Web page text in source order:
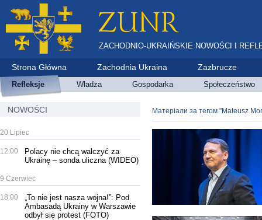
ZACHODNIO-UKRAIŃSKIE NOWOŚCI I
Strona Główna Zachodnia Ukraina Zazbrucze
Refleksje Władza Gospodarka Społeczeństwo
NOWOŚCI
20 Lipiec
12:00
Polacy nie chcą walczyć za
Ukrainę – sonda uliczna (WIDEO)
9 Czerwiec
18:00
„To nie jest nasza wojna!”: Pod
Ambasadą Ukrainy w Warszawie
odbył się protest (FOTO)
Матеріали за тегом "Mateusz